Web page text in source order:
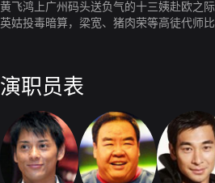
黄飞鸿上广州码头送负气的十三姨赴欧之
英姑投毒暗算，梁宽、猪肉荣等高徒代师
演职员表